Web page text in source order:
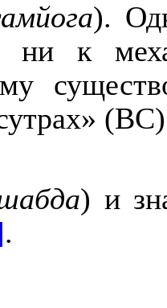
).
ни к
(ВС)
) и
.